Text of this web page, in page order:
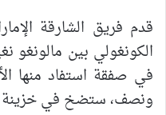
قدم فريق الشارقة
الكونغولي بين مالونغو
ونصف، ستضخ في خزينة